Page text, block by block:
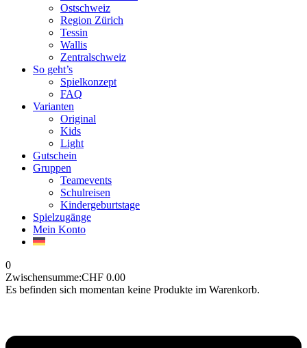
Ostschweiz
Region Zürich
Tessin
Wallis
Zentralschweiz
So geht’s
Spielkonzept
FAQ
Varianten
Original
Kids
Light
Gutschein
Gruppen
Teamevents
Schulreisen
Kindergeburtstage
Spielzugänge
Mein Konto
0
Zwischensumme:CHF 0.00
Es befinden sich momentan keine Produkte im Warenkorb.